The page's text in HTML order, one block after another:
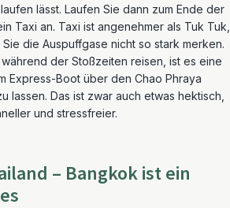
lässt. Laufen Sie dann zum Ende der
Taxi an. Taxi ist angenehmer als Tuk Tuk,
die Auspuffgase nicht so stark merken.
der Stoßzeiten reisen, ist es eine
Express-Boot über den Chao Phraya
lassen. Das ist zwar auch etwas hektisch,
und stressfreier.
– Bangkok ist ein